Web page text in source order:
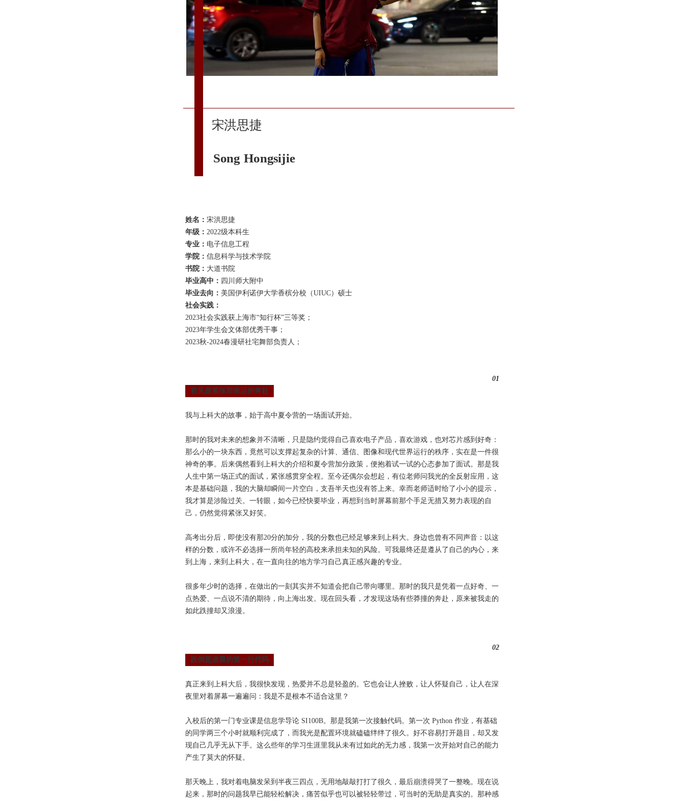
宋洪思捷
Song Hongsijie
姓名： 宋洪思捷
年级： 2022级本科生
专业： 电子信息工程
学院： 信息科学与技术学院
书院： 大道书院
毕业高中： 四川师大附中
毕业去向： 美国伊利诺伊大学香槟分校（UIUC）硕士
社会实践：
2023社会实践获上海市“知行杯”三等奖；
2023年学生会文体部优秀干事；
2023秋-2024春漫研社宅舞部负责人；
01
初见是紧张而幸运的奔赴
我与上科大的故事，始于高中夏令营的一场面试开始。
那时的我对未来的想象并不清晰，只是隐约觉得自己喜欢电子产品，喜欢游戏，也对芯片感到好奇：
那么小的一块东西，竟然可以支撑起复杂的计算、通信、图像和现代世界运行的秩序，实在是一件很
神奇的事。后来偶然看到上科大的介绍和夏令营加分政策，便抱着试一试的心态参加了面试。那是我
人生中第一场正式的面试，紧张感贯穿全程。至今还偶尔会想起，有位老师问我光的全反射应用，这
本是基础问题，我的大脑却瞬间一片空白，支吾半天也没有答上来。幸而老师适时给了小小的提示，
我才算是涉险过关。一转眼，如今已经快要毕业，再想到当时屏幕前那个手足无措又努力表现的自
己，仍然觉得紧张又好笑。
高考出分后，即使没有那20分的加分，我的分数也已经足够来到上科大。身边也曾有不同声音：以这
样的分数，或许不必选择一所尚年轻的高校来承担未知的风险。可我最终还是遵从了自己的内心，来
到上海，来到上科大，在一直向往的地方学习自己真正感兴趣的专业。
很多年少时的选择，在做出的一刻其实并不知道会把自己带向哪里。那时的我只是凭着一点好奇、一
点热爱、一点说不清的期待，向上海出发。现在回头看，才发现这场有些莽撞的奔赴，原来被我走的
如此跌撞却又浪漫。
02
跌倒是凌晨的第一行代码
真正来到上科大后，我很快发现，热爱并不总是轻盈的。它也会让人挫败，让人怀疑自己，让人在深
夜里对着屏幕一遍遍问：我是不是根本不适合这里？
入校后的第一门专业课是信息学导论 SI100B。那是我第一次接触代码。第一次 Python 作业，有基础
的同学两三个小时就顺利完成了，而我光是配置环境就磕磕绊绊了很久。好不容易打开题目，却又发
现自己几乎无从下手。这么些年的学习生涯里我从未有过如此的无力感，我第一次开始对自己的能力
产生了莫大的怀疑。
那天晚上，我对着电脑发呆到半夜三四点，无用地敲敲打打了很久，最后崩溃得哭了一整晚。现在说
起来，那时的问题我早已能轻松解决，痛苦似乎也可以被轻轻带过，可当时的无助是真实的。那种感